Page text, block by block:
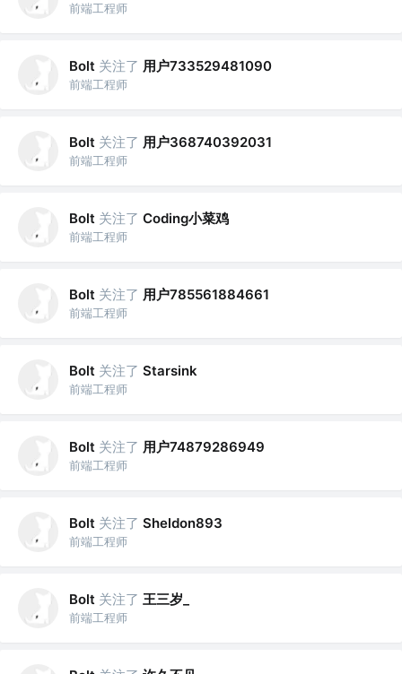
前端工程师
Bolt 关注了 用户733529481090
前端工程师
Bolt 关注了 用户368740392031
前端工程师
Bolt 关注了 Coding小菜鸡
前端工程师
Bolt 关注了 用户785561884661
前端工程师
Bolt 关注了 Starsink
前端工程师
Bolt 关注了 用户74879286949
前端工程师
Bolt 关注了 Sheldon893
前端工程师
Bolt 关注了 王三岁_
前端工程师